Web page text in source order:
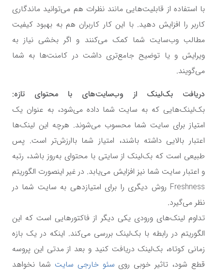
با استفاده از قابلیت‌هایی مانند نظرات هم می‌توانید ماندگاری
کاربر را افزایش دهید. با این کار کاربران هم به بهبود کیفیت
مطالب وب‌سایت شما کمک می‌کنند و اگر بخشی نیاز به
ویرایش و یا توضیح جامع‌تری داشت در کامنت‌ها به شما
می‌گویند.
دریافت بک‌لینک از وب‌سایت‌های با محتوای تازه:
بک‌لینک‌هایی که به سایت شما داده می‌شود، به عنوان یک
امتیاز برای سایت شما محسوب می‌شوند. هرچه این لینک‌ها
اعتبار بالایی داشته باشند، امتیاز شما باارزش‌تر است. پس
طبیعی است که بک‌لینک از سایتی با محتوای به‌روز باشد، رتبه
و اعتبار سایت شما نیز افزایش می‌یابد. در غیر اینصورت الگوریتم
Freshness روش دیگری را برای امتیازدهی به سایت شما در
نظر می‌گیرد.
تداوم لینک‌های ورودی یکی دیگر از فاکتورهایی است که این
الگوریتم در رابطه با بک‌لینک بررسی می‌کند. اینکه در یک بازه
زمانی کوتاه، بک‌لینک دریافت کنید و بعد از مدتی این پروسه
قطع شود، تاثیر خوبی روی سئو خارجی سایت شما نخواهد